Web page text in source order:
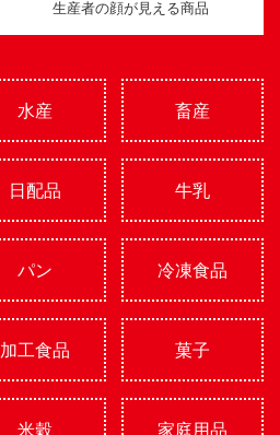
生産者の顔が見える商品
水産 畜産
日配品 牛乳
パン 冷凍食品
加工食品 菓子
米穀 家庭用品